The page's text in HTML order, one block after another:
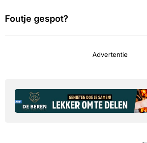
Foutje gespot?
Advertentie